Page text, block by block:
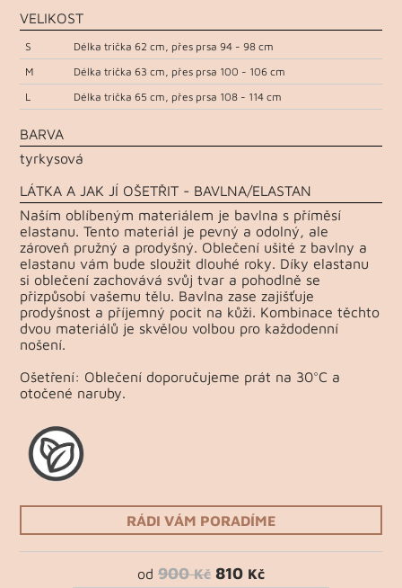
VELIKOST
S
Délka trička 62 cm, přes prsa 94 - 98 cm
M
Délka trička 63 cm, přes prsa 100 - 106 cm
L
Délka trička 65 cm, přes prsa 108 - 114 cm
BARVA
tyrkysová
LÁTKA A JAK JÍ OŠETŘIT - BAVLNA/ELASTAN
Naším oblíbeným materiálem je bavlna s příměsí
elastanu. Tento materiál je pevný a odolný, ale
zároveň pružný a prodyšný. Oblečení ušité z bavlny a
elastanu vám bude sloužit dlouhé roky. Díky elastanu
si oblečení zachovává svůj tvar a pohodlně se
přizpůsobí vašemu tělu. Bavlna zase zajišťuje
prodyšnost a příjemný pocit na kůži. Kombinace těchto
dvou materiálů je skvělou volbou pro každodenní
nošení.
Ošetření: Oblečení doporučujeme prát na 30°C a
otočené naruby.
RÁDI VÁM PORADÍME
od 900 Kč 810 Kč